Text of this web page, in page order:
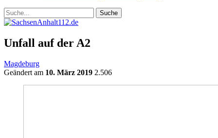
Unfall auf der A2
Magdeburg
Geändert am 10. März 2019 2.506